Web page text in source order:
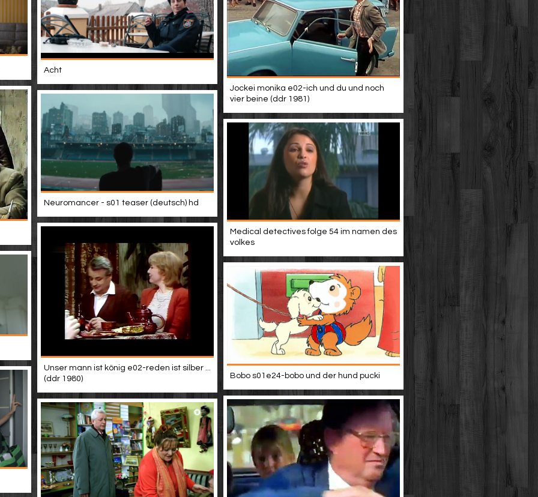
Jockei monika e02-ich und du und noch
vier beine (ddr 1981)
Acht
Neuromancer - s01 teaser (deutsch) hd
Medical detectives folge 54 im namen des
volkes
Unser mann ist könig e02-reden ist silber ...
(ddr 1980)
Bobo s01e24-bobo und der hund pucki